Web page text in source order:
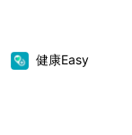
健康Easy